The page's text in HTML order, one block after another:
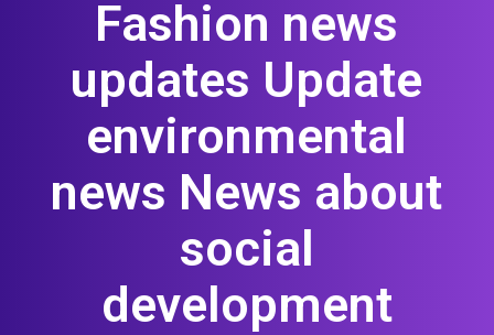
Fashion news
updates Update
environmental
news News about
social
development